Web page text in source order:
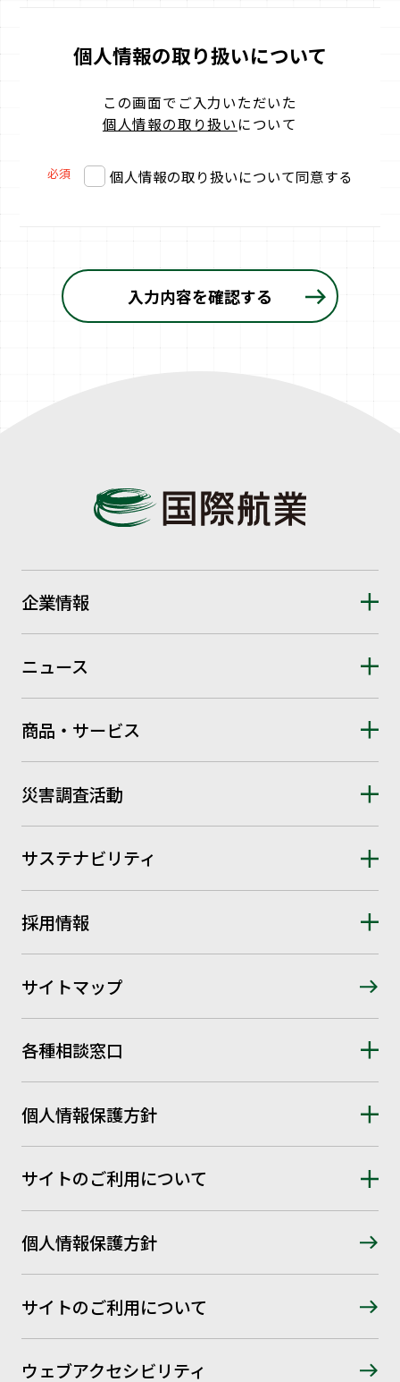
個人情報の取り扱いについて
この画面でご入力いただいた
個人情報の取り扱い について
必須 個人情報の取り扱いについて同意する
入力内容を確認する
企業情報
ニュース
商品・サービス
災害調査活動
サステナビリティ
採用情報
サイトマップ
各種相談窓口
個人情報保護方針
サイトのご利用について
個人情報保護方針
サイトのご利用について
ウェブアクセシビリティ